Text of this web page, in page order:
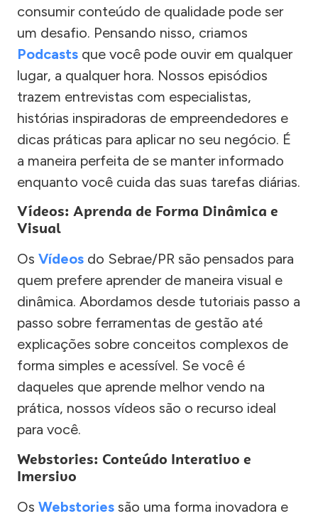
consumir conteúdo de qualidade pode ser
um desafio. Pensando nisso, criamos
Podcasts que você pode ouvir em qualquer
lugar, a qualquer hora. Nossos episódios
trazem entrevistas com especialistas,
histórias inspiradoras de empreendedores e
dicas práticas para aplicar no seu negócio. É
a maneira perfeita de se manter informado
enquanto você cuida das suas tarefas diárias.
Vídeos: Aprenda de Forma Dinâmica e
Visual
Os Vídeos do Sebrae/PR são pensados para
quem prefere aprender de maneira visual e
dinâmica. Abordamos desde tutoriais passo a
passo sobre ferramentas de gestão até
explicações sobre conceitos complexos de
forma simples e acessível. Se você é
daqueles que aprende melhor vendo na
prática, nossos vídeos são o recurso ideal
para você.
Webstories: Conteúdo Interativo e
Imersivo
Os Webstories são uma forma inovadora e